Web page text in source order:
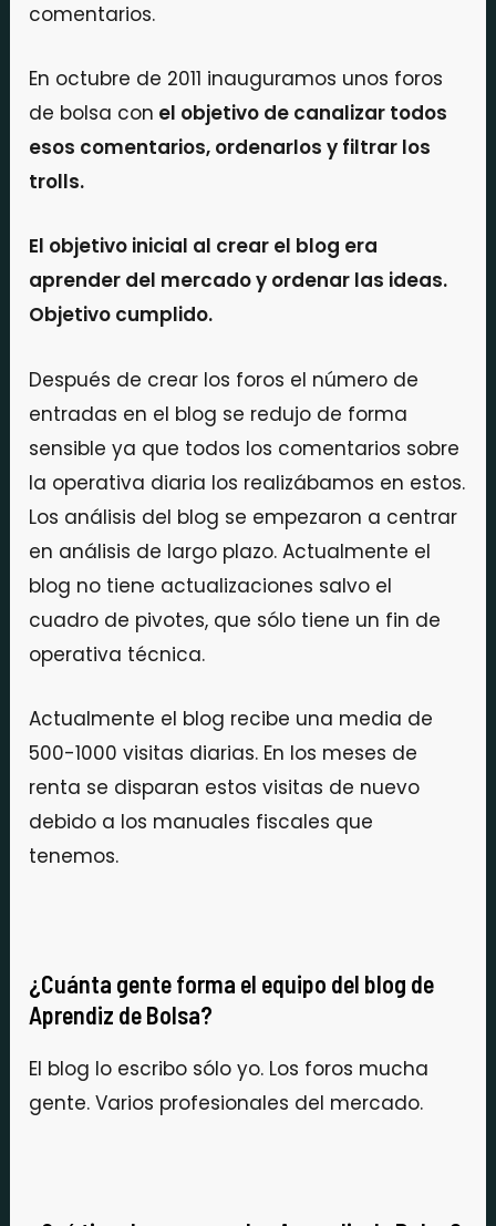
comentarios.
En octubre de 2011 inauguramos unos foros
de bolsa con el objetivo de canalizar todos
esos comentarios, ordenarlos y filtrar los
trolls.
El objetivo inicial al crear el blog era
aprender del mercado y ordenar las ideas.
Objetivo cumplido.
Después de crear los foros el número de
entradas en el blog se redujo de forma
sensible ya que todos los comentarios sobre
la operativa diaria los realizábamos en estos.
Los análisis del blog se empezaron a centrar
en análisis de largo plazo. Actualmente el
blog no tiene actualizaciones salvo el
cuadro de pivotes, que sólo tiene un fin de
operativa técnica.
Actualmente el blog recibe una media de
500-1000 visitas diarias. En los meses de
renta se disparan estos visitas de nuevo
debido a los manuales fiscales que
tenemos.
¿Cuánta gente forma el equipo del blog de
Aprendiz de Bolsa?
El blog lo escribo sólo yo. Los foros mucha
gente. Varios profesionales del mercado.